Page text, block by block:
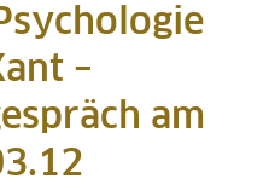
–
am